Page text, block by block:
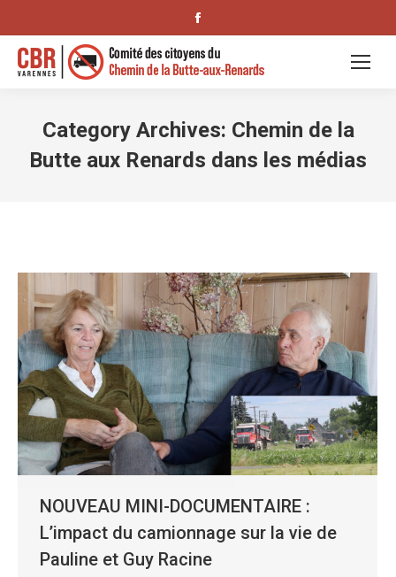
page
opens
window
Category Archives: Chemin de la
Butte aux Renards dans les médias
NOUVEAU MINI-DOCUMENTAIRE :
L’impact du camionnage sur la vie de
Pauline et Guy Racine